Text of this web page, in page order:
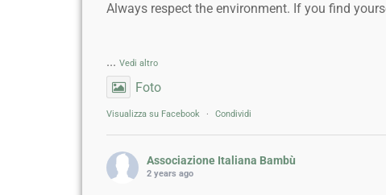
Always respect the environment. If you find
... Vedi altro
Foto
Visualizza su Facebook · Condividi
Associazione Italiana Bambù
2 years ago